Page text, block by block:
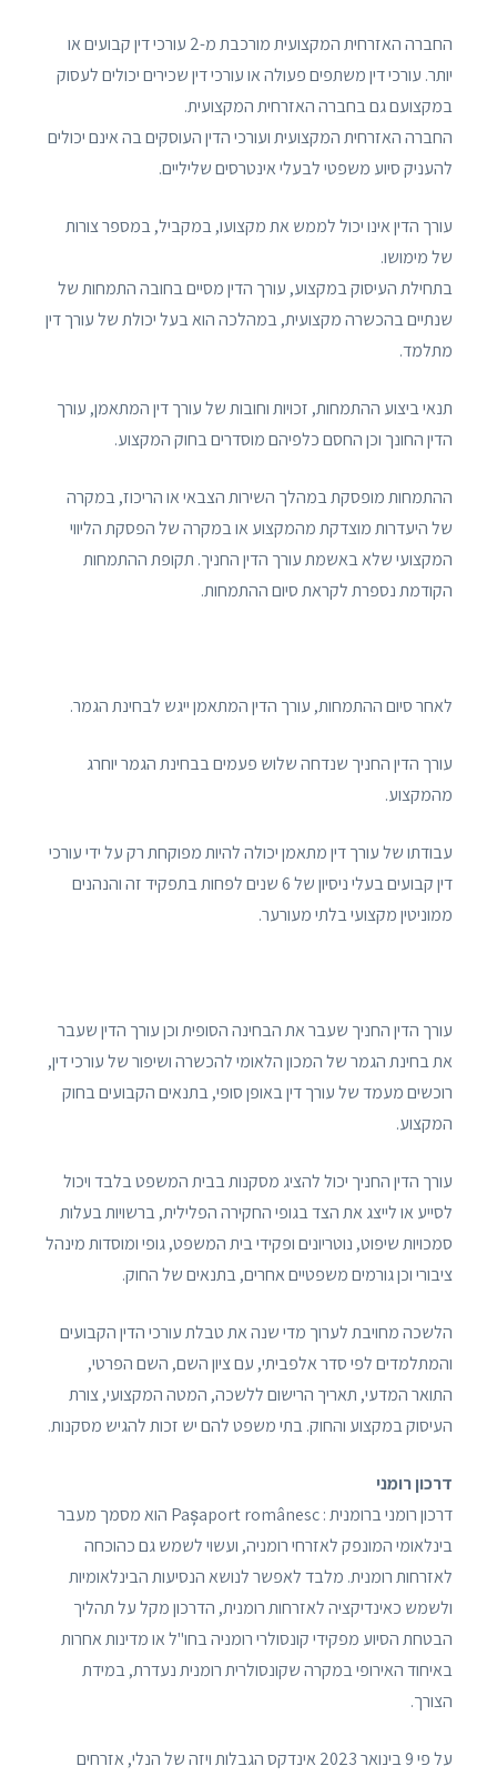
החברה האזרחית המקצועית מורכבת מ-2 עורכי דין קבועים או
יותר. עורכי דין משתפים פעולה או עורכי דין שכירים יכולים לעסוק
במקצועם גם בחברה האזרחית המקצועית.
החברה האזרחית המקצועית ועורכי הדין העוסקים בה אינם יכולים
להעניק סיוע משפטי לבעלי אינטרסים שליליים.
עורך הדין אינו יכול לממש את מקצועו, במקביל, במספר צורות
של מימושו.
בתחילת העיסוק במקצוע, עורך הדין מסיים בחובה התמחות של
שנתיים בהכשרה מקצועית, במהלכה הוא בעל יכולת של עורך דין
מתלמד.
תנאי ביצוע ההתמחות, זכויות וחובות של עורך דין המתאמן, עורך
הדין החונך וכן החסם כלפיהם מוסדרים בחוק המקצוע.
ההתמחות מופסקת במהלך השירות הצבאי או הריכוז, במקרה
של היעדרות מוצדקת מהמקצוע או במקרה של הפסקת הליווי
המקצועי שלא באשמת עורך הדין החניך. תקופת ההתמחות
הקודמת נספרת לקראת סיום ההתמחות.
לאחר סיום ההתמחות, עורך הדין המתאמן ייגש לבחינת הגמר.
עורך הדין החניך שנדחה שלוש פעמים בבחינת הגמר יוחרג
מהמקצוע.
עבודתו של עורך דין מתאמן יכולה להיות מפוקחת רק על ידי עורכי
דין קבועים בעלי ניסיון של 6 שנים לפחות בתפקיד זה והנהנים
ממוניטין מקצועי בלתי מעורער.
עורך הדין החניך שעבר את הבחינה הסופית וכן עורך הדין שעבר
את בחינת הגמר של המכון הלאומי להכשרה ושיפור של עורכי דין,
רוכשים מעמד של עורך דין באופן סופי, בתנאים הקבועים בחוק
המקצוע.
עורך הדין החניך יכול להציג מסקנות בבית המשפט בלבד ויכול
לסייע או לייצג את הצד בגופי החקירה הפלילית, ברשויות בעלות
סמכויות שיפוט, נוטריונים ופקידי בית המשפט, גופי ומוסדות מינהל
ציבורי וכן גורמים משפטיים אחרים, בתנאים של החוק.
הלשכה מחויבת לערוך מדי שנה את טבלת עורכי הדין הקבועים
והמתלמדים לפי סדר אלפביתי, עם ציון השם, השם הפרטי,
התואר המדעי, תאריך הרישום ללשכה, המטה המקצועי, צורת
העיסוק במקצוע והחוק. בתי משפט להם יש זכות להגיש מסקנות.
דרכון רומני
דרכון רומני ברומנית : Pașaport românesc הוא מסמך מעבר
בינלאומי המונפק לאזרחי רומניה, ועשוי לשמש גם כהוכחה
לאזרחות רומנית. מלבד לאפשר לנושא הנסיעות הבינלאומיות
ולשמש כאינדיקציה לאזרחות רומנית, הדרכון מקל על תהליך
הבטחת הסיוע מפקידי קונסולרי רומניה בחו"ל או מדינות אחרות
באיחוד האירופי במקרה שקונסולרית רומנית נעדרת, במידת
הצורך.
על פי 9 בינואר 2023 אינדקס הגבלות ויזה של הנלי, אזרחים